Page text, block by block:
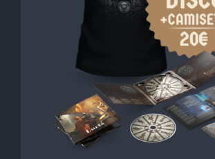
pueden
la
página
de
producto